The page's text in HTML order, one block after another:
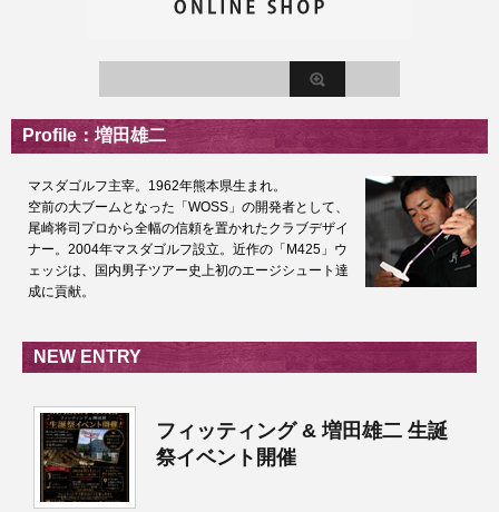
Profile：増田雄二
マスダゴルフ主宰。1962年熊本県生まれ。
空前の大ブームとなった「WOSS」の開発者として、
尾崎将司プロから全幅の信頼を置かれたクラブデザイ
ナー。2004年マスダゴルフ設立。近作の「M425」ウ
ェッジは、国内男子ツアー史上初のエージシュート達
成に貢献。
NEW ENTRY
フィッティング & 増田雄二 生誕
祭イベント開催